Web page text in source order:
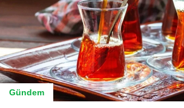
Gündem